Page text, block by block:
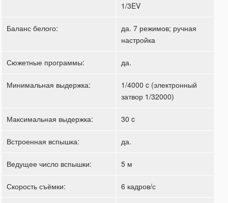
1/3EV
Баланс белого:
да. 7 режимов; ручная
настройка
Сюжетные программы: да.
Минимальная выдержка:
1/4000 c (электронный
затвор 1/32000)
Максимальная выдержка: 30 c
Встроенная вспышка: да.
Ведущее число вспышки: 5 м
Скорость съёмки: 6 кадров/с